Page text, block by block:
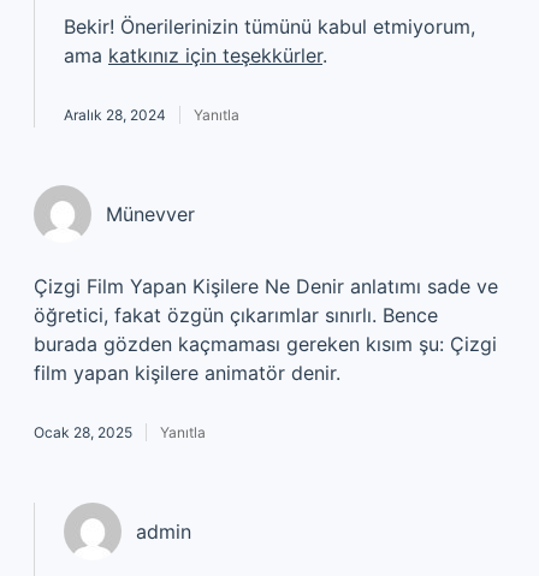
Bekir! Önerilerinizin tümünü kabul etmiyorum,
ama katkınız için teşekkürler.
Aralık 28, 2024 Yanıtla
Münevver
Çizgi Film Yapan Kişilere Ne Denir anlatımı sade ve
öğretici, fakat özgün çıkarımlar sınırlı. Bence
burada gözden kaçmaması gereken kısım şu: Çizgi
film yapan kişilere animatör denir.
Ocak 28, 2025 Yanıtla
admin